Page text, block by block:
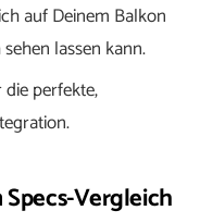
auf Deinem Balkon
lassen kann.
perfekte,
Vergleich